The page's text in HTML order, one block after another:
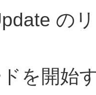
の
を開始